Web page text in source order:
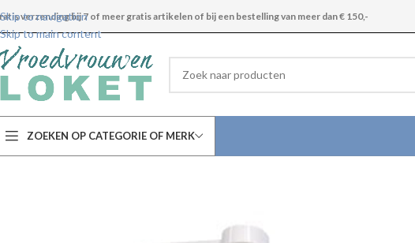
Skip to navigation
Skip to main content
verzending bij 7 of meer gratis artikelen of bij een bestelling van meer dan € 150,-
ZOEKEN OP CATEGORIE OF MERK